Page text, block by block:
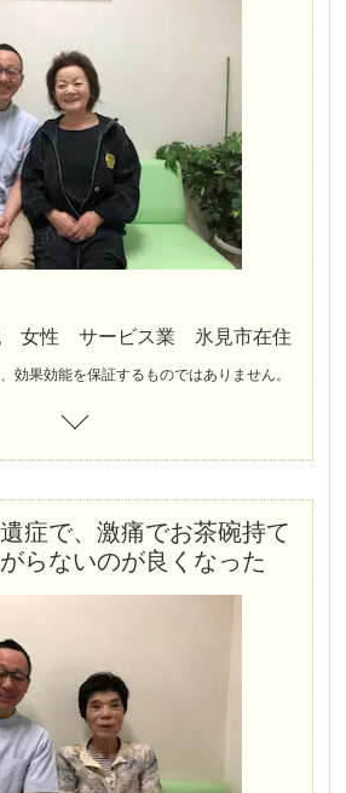
性 サービス業 氷見市在住
効果効能を保証するものではありません。
症で、激痛でお茶碗持て
らないのが良くなった